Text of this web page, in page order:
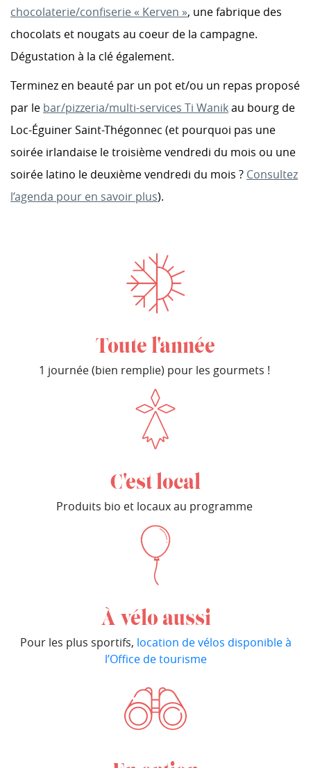
chocolaterie/confiserie « Kerven », une fabrique des
chocolats et nougats au coeur de la campagne.
Dégustation à la clé également.
Terminez en beauté par un pot et/ou un repas proposé
par le bar/pizzeria/multi-services Ti Wanikau bourg de
Loc-Éguiner Saint-Thégonnec (et pourquoi pas une
soirée irlandaise le troisième vendredi du mois ou une
soirée latino le deuxième vendredi du mois ? Consultez
l’agenda pour en savoir plus).
Toute l'année
1 journée (bien remplie) pour les gourmets !
C'est local
Produits bio et locaux au programme
À vélo aussi
Pour les plus sportifs, location de vélos disponible à
l’Office de tourisme